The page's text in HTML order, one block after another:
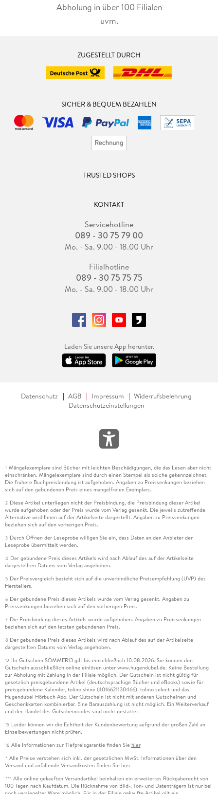
Abholung in über 100 Filialen
uvm.
ZUGESTELLT DURCH
SICHER & BEQUEM BEZAHLEN
TRUSTED SHOPS
KONTAKT
Servicehotline
089 - 30 75 79 00
Mo. - Sa. 9.00 - 18.00 Uhr
Filialhotline
089 - 30 75 75 75
Mo. - Sa. 9.00 - 18.00 Uhr
Laden Sie unsere App herunter.
Datenschutz AGB Impressum
Widerrufsbelehrung
Datenschutzeinstellungen
1 Mängelexemplare sind Bücher mit leichten Beschädigungen, die das Lesen aber nicht
einschränken. Mängelexemplare sind durch einen Stempel als solche gekennzeichnet.
Die frühere Buchpreisbindung ist aufgehoben. Angaben zu Preissenkungen beziehen
sich auf den gebundenen Preis eines mangelfreien Exemplars.
2 Diese Artikel unterliegen nicht der Preisbindung, die Preisbindung dieser Artikel
wurde aufgehoben oder der Preis wurde vom Verlag gesenkt. Die jeweils zutreffende
Alternative wird Ihnen auf der Artikelseite dargestellt. Angaben zu Preissenkungen
beziehen sich auf den vorherigen Preis.
3 Durch Öffnen der Leseprobe willigen Sie ein, dass Daten an den Anbieter der
Leseprobe übermittelt werden.
4 Der gebundene Preis dieses Artikels wird nach Ablauf des auf der Artikelseite
dargestellten Datums vom Verlag angehoben.
5 Der Preisvergleich bezieht sich auf die unverbindliche Preisempfehlung (UVP) des
Herstellers.
6 Der gebundene Preis dieses Artikels wurde vom Verlag gesenkt. Angaben zu
Preissenkungen beziehen sich auf den vorherigen Preis.
7 Die Preisbindung dieses Artikels wurde aufgehoben. Angaben zu Preissenkungen
beziehen sich auf den letzten gebundenen Preis.
8 Der gebundene Preis dieses Artikels wird nach Ablauf des auf der Artikelseite
dargestellten Datums vom Verlag angehoben.
12 Ihr Gutschein SOMMER13 gilt bis einschließlich 10.08.2026. Sie können den
Gutschein ausschließlich online einlösen unter www.hugendubel.de. Keine Bestellung
zur Abholung mit Zahlung in der Filiale möglich. Der Gutschein ist nicht gültig für
gesetzlich preisgebundene Artikel (deutschsprachige Bücher und eBooks) sowie für
preisgebundene Kalender, tolino shine (4016621130466), tolino select und das
Hugendubel Hörbuch Abo. Der Gutschein ist nicht mit anderen Gutscheinen und
Geschenkkarten kombinierbar. Eine Barauszahlung ist nicht möglich. Ein Weiterverkauf
und der Handel des Gutscheincodes sind nicht gestattet.
15 Leider können wir die Echtheit der Kundenbewertung aufgrund der großen Zahl an
Einzelbewertungen nicht prüfen.
16 Alle Informationen zur Tiefpreisgarantie finden Sie hier
* Alle Preise verstehen sich inkl. der gesetzlichen MwSt. Informationen über den
Versand und anfallende Versandkosten finden Sie hier
*** Alle online gekauften Versandartikel beinhalten ein erweitertes Rückgaberecht von
100 Tagen nach Kaufdatum. Die Rücknahme von Bild-, Ton- und Datenträgern ist nur bei